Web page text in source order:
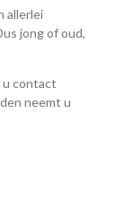
allerlei
jong of oud,
u contact
neemt u